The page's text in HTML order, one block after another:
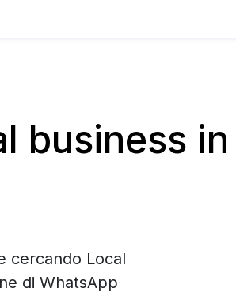
business in
cercando Local
di WhatsApp